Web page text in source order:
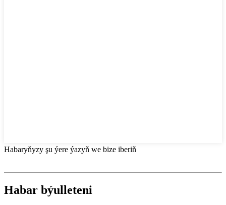
Habaryňyzy şu ýere ýazyň we bize iberiň
Habar býulleteni